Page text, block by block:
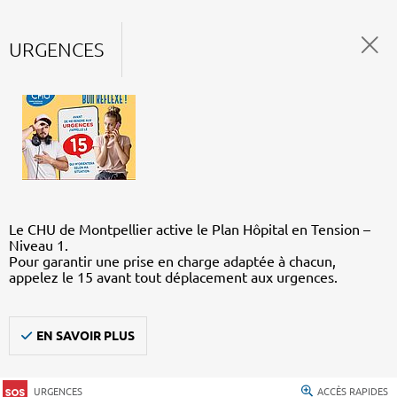
URGENCES
Le CHU de Montpellier active le Plan Hôpital en Tension –
Niveau 1.
Pour garantir une prise en charge adaptée à chacun,
appelez le 15 avant tout déplacement aux urgences.
EN SAVOIR PLUS
URGENCES ACCÈS RAPIDES